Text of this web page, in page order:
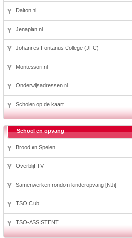
Dalton.nl
Jenaplan.nl
Johannes Fontanus College (JFC)
Montessori.nl
Onderwijsadressen.nl
Scholen op de kaart
School en opvang
Brood en Spelen
Overblijf TV
Samenwerken rondom kinderopvang [NJi]
TSO Club
TSO-ASSISTENT